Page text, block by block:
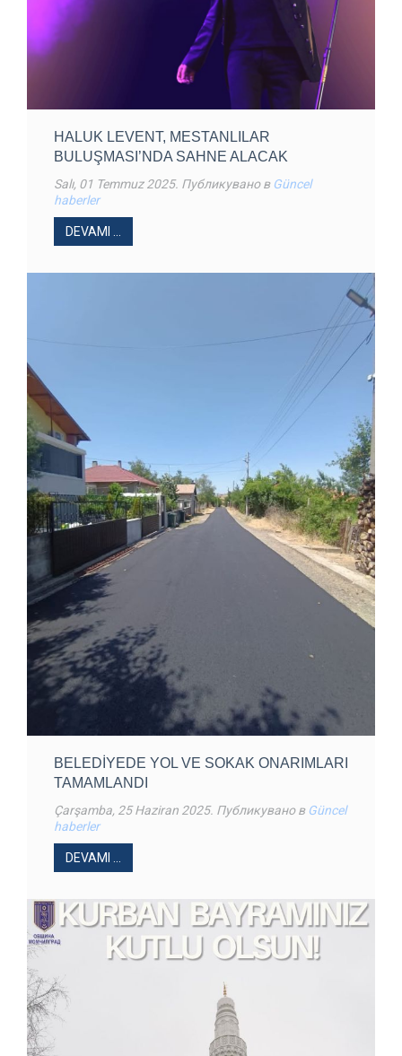
HALUK LEVENT, MESTANLILAR
BULUŞMASI’NDA SAHNE ALACAK
Salı, 01 Temmuz 2025. Публикувано в Güncel
haberler
DEVAMI ...
BELEDIYEDE YOL VE SOKAK ONARIMLARI
TAMAMLANDI
Çarşamba, 25 Haziran 2025. Публикувано в Güncel
haberler
DEVAMI ...